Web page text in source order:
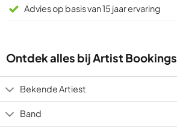
Advies op basis van 15 jaar ervaring
Ontdek alles bij Artist Bookings
Bekende Artiest
Band